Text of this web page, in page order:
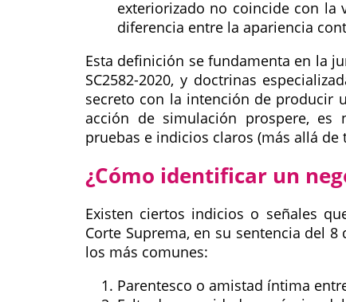
exteriorizado no coincide con la
diferencia entre la apariencia
Esta definición se fundamenta en la
SC2582-2020, y doctrinas
secreto con la intención de producir
acción de simulación prospere, es
pruebas e indicios claros (más allá de
¿Cómo identificar un
Existen ciertos indicios o señales
Corte Suprema, en su sentencia del
los más comunes:
Parentesco o amistad íntima